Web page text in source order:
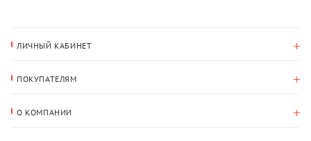
ЛИЧНЫЙ КАБИНЕТ
Адрес для доставки
ПОКУПАТЕЛЯМ
О КОМПАНИИ